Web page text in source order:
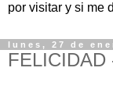
por visitar y si me
lunes, 27 de
FELICIDAD